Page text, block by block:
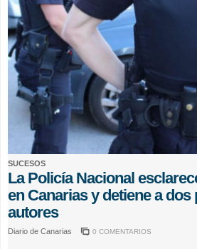
SUCESOS
La Policía Nacional
en Canarias y detiene a
autores
Diario de Canarias 0 COMENTARIOS